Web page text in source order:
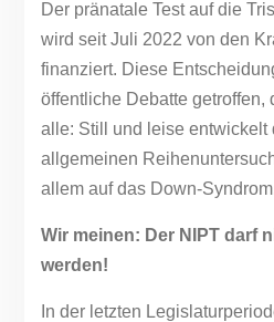
Der pränatale Test auf die
wird seit Juli 2022 von den
finanziert. Diese
öffentliche Debatte getroffen,
alle: Still und leise entwickelt
allgemeinen
allem auf das Down-
Wir meinen: Der NIPT darf
werden!
In der letzten